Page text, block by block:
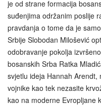
je od strane formacija
suđenjima održanim poslije
pravdanja o tome da je
Srbije Slobodan Milošević
odobravanje pokolja
bosanskih Srba Ratka
svjetlu ideja Hannah
vojnike kao tek nezasite
kao na moderne Evropljane